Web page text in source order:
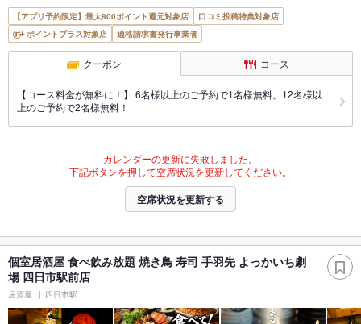
【アプリ予約限定】最大800ポイント還元対象店
口コミ投稿特典対象店
ポイントプラス対象店
適格請求書発行事業者
クーポン コース
【コース料金が無料に！】 6名様以上のご予約で1名様無料。12名様以
上のご予約で2名様無料！
カレンダーの更新に失敗しました。
下記ボタンを押して空席状況を更新してください。
空席状況を更新する
個室居酒屋 食べ飲み放題 焼き鳥 寿司 手羽先 よっかいち劇
場 四日市駅前店
居酒屋 四日市駅